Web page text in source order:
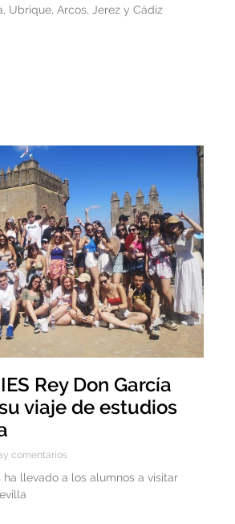
Ubrique, Arcos, Jerez y Cádiz
Rey Don García
viaje de estudios
comentarios
llevado a los alumnos a visitar